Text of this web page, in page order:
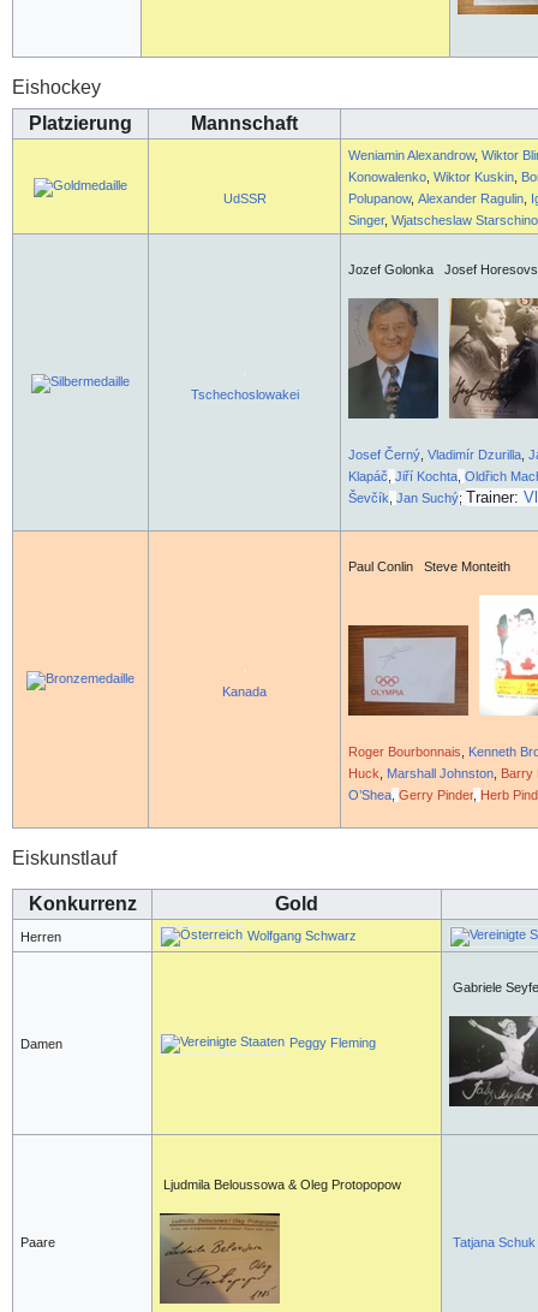
Eishockey
Platzierung
Mannschaft
UdSSR
Weniamin Alexandrow,Wiktor
Konowalenko ,Wiktor Kuskin
Polupanow,Alexander Ragulin
Singer,Wjatscheslaw
Tschechoslowakei
Jozef Golonka Josef
Josef Černý ,Vladimír Dzurilla ,
Klapáč ,Jiří Kochta ,Oldřich
Ševčík ,Jan Suchý; Trainer:
Kanada
Paul Conlin Steve Monteith
Roger Bourbonnais
Kenneth
Huck
Marshall Johnston Barry
O’Shea ,Gerry Pinder Herb
Eiskunstlauf
Konkurrenz Gold
Herren Wolfgang Schwarz
Damen Peggy Fleming
Gabriele
Paare
Ljudmila Beloussowa & Oleg Protopopow
Tatjana Schuk